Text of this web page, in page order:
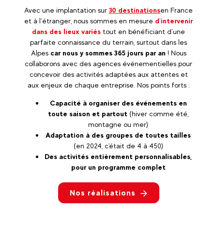
Avec une implantation sur 30 destinationsen France
et à l’étranger, nous sommes en mesure d’intervenir
dans des lieux variés tout en bénéficiant d’une
parfaite connaissance du terrain, surtout dans les
Alpes car nous y sommes 365 jours par an ! Nous
collaborons avec des agences événementielles pour
concevoir des activités adaptées aux attentes et
aux enjeux de chaque entreprise. Nos points forts :
Capacité à organiser des événements en
toute saison et partout (hiver comme été,
montagne ou mer)
Adaptation à des groupes de toutes tailles
(en 2024, c'était de 4 à 450)
Des activités entièrement personnalisables,
pour un programme complet
Nos réalisations